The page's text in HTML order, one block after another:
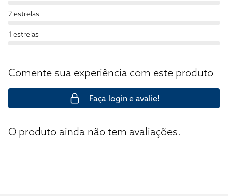
2 estrelas
1 estrelas
Comente sua experiência com este produto
Faça login e avalie!
O produto ainda não tem avaliações.